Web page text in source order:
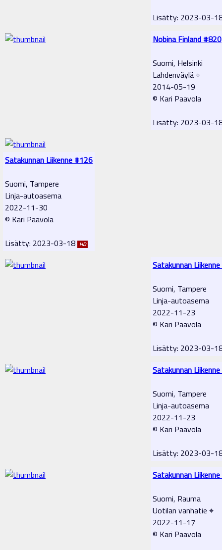
Lisätty: 2023-03-
Nobina Finland #820
Suomi, Helsinki
Lahdenväylä ⌖
2014-05-19
© Kari Paavola
Lisätty: 2023-03-
Satakunnan Liikenne #126
Suomi, Tampere
Linja-autoasema
2022-11-30
© Kari Paavola
Lisätty: 2023-03-18 HD
Satakunnan
Suomi, Tampere
Linja-autoasema
2022-11-23
© Kari Paavola
Lisätty: 2023-03-
Satakunnan
Suomi, Tampere
Linja-autoasema
2022-11-23
© Kari Paavola
Lisätty: 2023-03-
Satakunnan
Suomi, Rauma
Uotilan vanhatie ⌖
2022-11-17
© Kari Paavola